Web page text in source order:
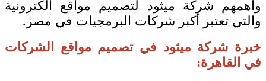
وأهمهم شركة ميثود لتصميم مواقع الكترونية
والتي تعتبر أكبر شركات البرمجيات في مصر.
خبرة شركة ميثود في تصميم مواقع الشركات
في القاهرة: